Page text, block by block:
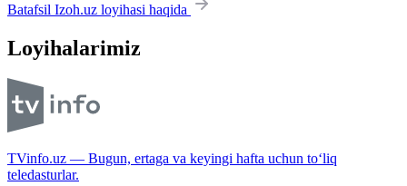
Batafsil Izoh.uz loyihasi haqida
Loyihalarimiz
TVinfo.uz — Bugun, ertaga va keyingi hafta uchun to‘liq
teledasturlar.